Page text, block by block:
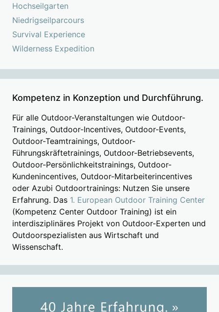
Hochseilgarten
Niedrigseilparcours
Survival Experience
Wilderness Expedition
Kompetenz in Konzeption und Durchführung.
Für alle Outdoor-Veranstaltungen wie Outdoor-
Trainings, Outdoor-Incentives, Outdoor-Events,
Outdoor-Teamtrainings, Outdoor-
Führungskräftetrainings, Outdoor-Betriebsevents,
Outdoor-Persönlichkeitstrainings, Outdoor-
Kundenincentives, Outdoor-Mitarbeiterincentives
oder Azubi Outdoortrainings: Nutzen Sie unsere
Erfahrung. Das 1. European Outdoor Training Center
(Kompetenz Center Outdoor Training) ist ein
interdisziplinäres Projekt von Outdoor-Experten und
Outdoorspezialisten aus Wirtschaft und
Wissenschaft.